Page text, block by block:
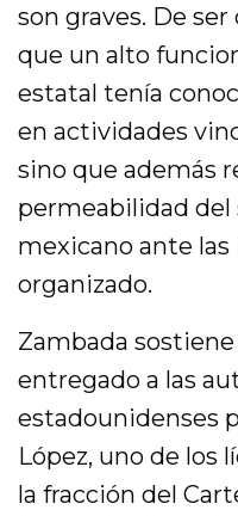
son graves. De
que un alto
estatal tenía
en actividades
sino que además
permeabilidad
mexicano ante
organizado.
Zambada
entregado a las
estadounidenses
López, uno de los
la fracción del